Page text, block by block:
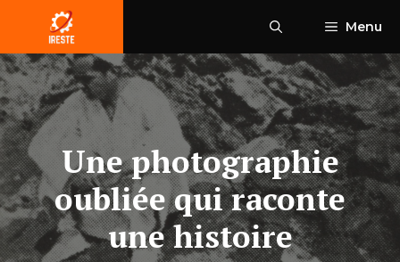
contenu
Menu
Une photographie
oubliée qui raconte
une histoire